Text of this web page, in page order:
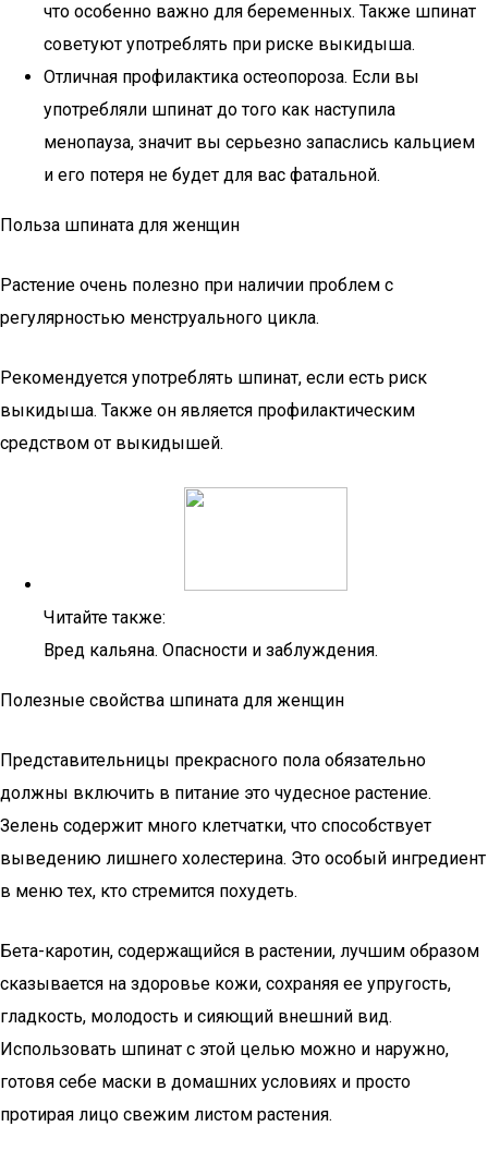
что особенно важно для беременных. Также шпинат
советуют употреблять при риске выкидыша.
Отличная профилактика остеопороза. Если вы
употребляли шпинат до того как наступила
менопауза, значит вы серьезно запаслись кальцием
и его потеря не будет для вас фатальной.
Польза шпината для женщин
Растение очень полезно при наличии проблем с
регулярностью менструального цикла.
Рекомендуется употреблять шпинат, если есть риск
выкидыша. Также он является профилактическим
средством от выкидышей.
Читайте также:
Вред кальяна. Опасности и заблуждения.
Полезные свойства шпината для женщин
Представительницы прекрасного пола обязательно
должны включить в питание это чудесное растение.
Зелень содержит много клетчатки, что способствует
выведению лишнего холестерина. Это особый ингредиент
в меню тех, кто стремится похудеть.
Бета-каротин, содержащийся в растении, лучшим образом
сказывается на здоровье кожи, сохраняя ее упругость,
гладкость, молодость и сияющий внешний вид.
Использовать шпинат с этой целью можно и наружно,
готовя себе маски в домашних условиях и просто
протирая лицо свежим листом растения.